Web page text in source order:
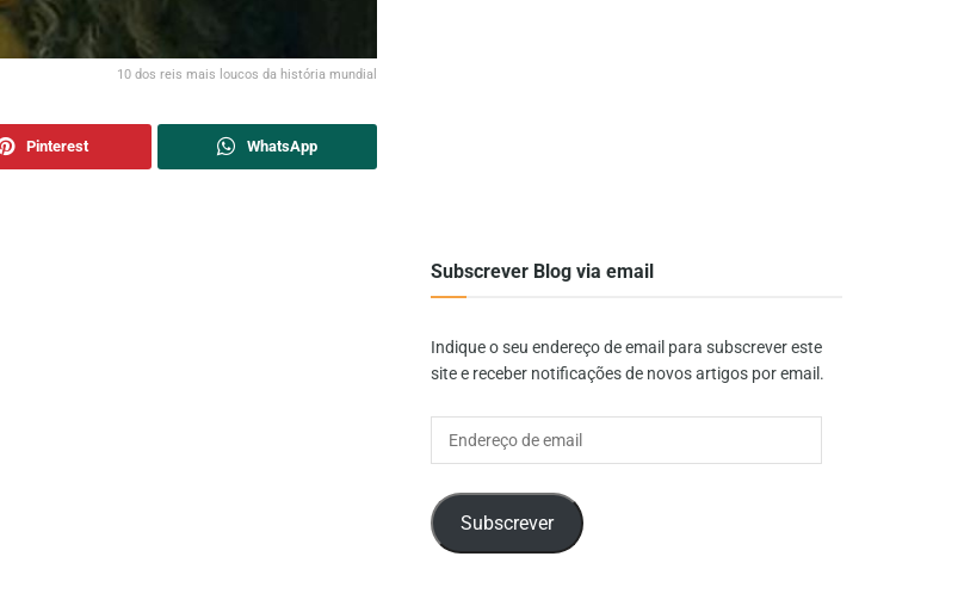
10 dos reis mais loucos da história mundial
Pinterest WhatsApp
Subscrever Blog via email
Indique o seu endereço de email para subscrever este
site e receber notificações de novos artigos por email.
Subscrever